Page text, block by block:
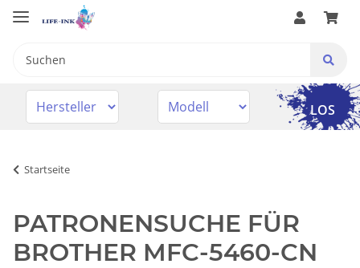
LOS
Startseite
PATRONENSUCHE FÜR
BROTHER MFC-5460-CN